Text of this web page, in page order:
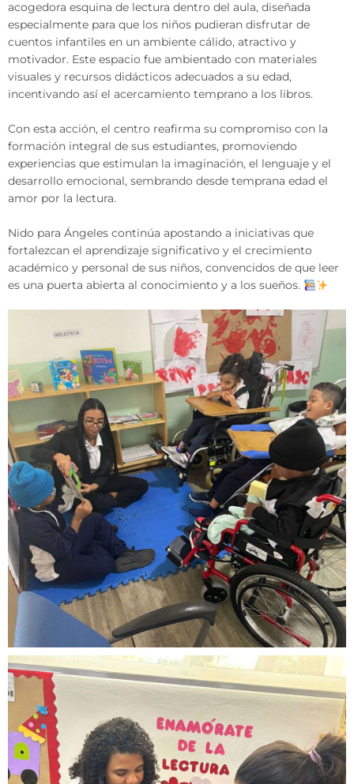
acogedora esquina de lectura dentro del aula, diseñada
especialmente para que los niños pudieran disfrutar de
cuentos infantiles en un ambiente cálido, atractivo y
motivador. Este espacio fue ambientado con materiales
visuales y recursos didácticos adecuados a su edad,
incentivando así el acercamiento temprano a los libros.
Con esta acción, el centro reafirma su compromiso con la
formación integral de sus estudiantes, promoviendo
experiencias que estimulan la imaginación, el lenguaje y el
desarrollo emocional, sembrando desde temprana edad el
amor por la lectura.
Nido para Ángeles continúa apostando a iniciativas que
fortalezcan el aprendizaje significativo y el crecimiento
académico y personal de sus niños, convencidos de que leer
es una puerta abierta al conocimiento y a los sueños.